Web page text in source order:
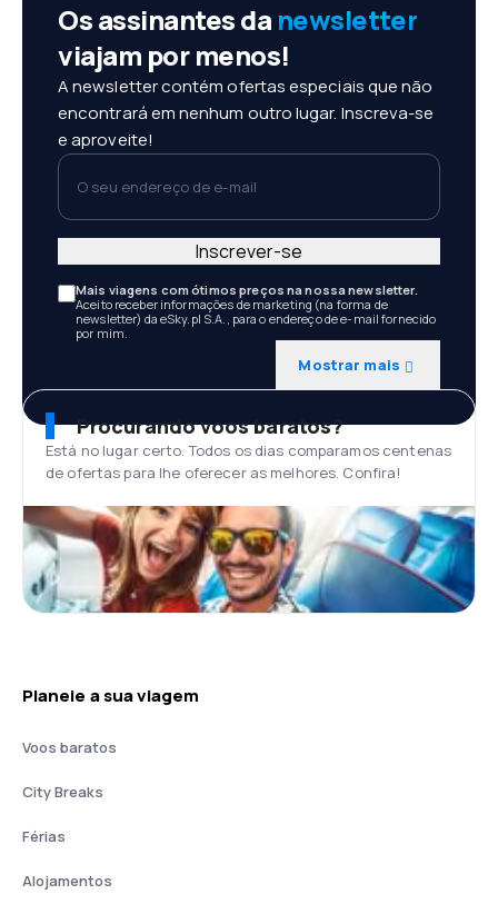
Os assinantes da newsletter
viajam por menos!
A newsletter contém ofertas especiais que não
encontrará em nenhum outro lugar. Inscreva-se
e aproveite!
O seu endereço de e-mail
Mais viagens com ótimos preços na nossa newsletter.
Aceito receber informações de marketing (na forma de
newsletter) da eSky.pl S.A., para o endereço de e-mail fornecido
por mim.
Mostrar mais
Inscrever-se
Procurando voos baratos?
Está no lugar certo. Todos os dias comparamos centenas
de ofertas para lhe oferecer as melhores. Confira!
Planeie a sua viagem
Voos baratos
City Breaks
Férias
Alojamentos